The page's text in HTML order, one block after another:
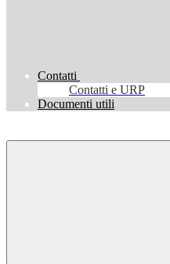
Contatti
Contatti e URP
Documenti utili